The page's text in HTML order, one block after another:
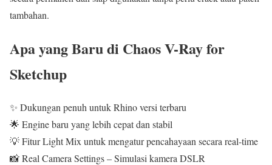
tambahan.
Apa yang Baru di Chaos V-Ray for
Sketchup
✨ Dukungan penuh untuk Rhino versi terbaru
🌟 Engine baru yang lebih cepat dan stabil
💡 Fitur Light Mix untuk mengatur pencahayaan secara real-time
📸 Real Camera Settings – Simulasi kamera DSLR